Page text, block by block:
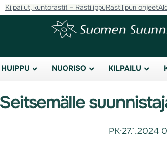
Kilpailut, kuntorastit – RastilippuRastilipun ohjeet
HUIPPU NUORISO KILPAILU
Seitsemälle
PK·27.1.2024